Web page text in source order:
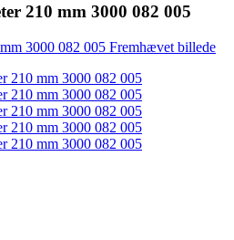
210 mm 3000 082 005